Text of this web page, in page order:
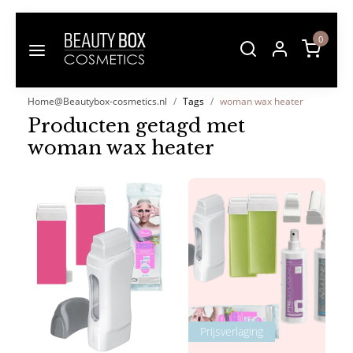
0
Home@Beautybox-cosmetics.nl Tags woman wax heater
Producten getagd met
woman wax heater
Prijsverlaging